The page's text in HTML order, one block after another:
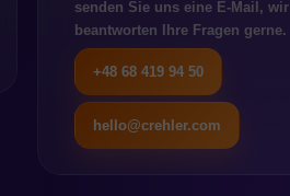
senden Sie uns eine E-Mail, wir
beantworten Ihre Fragen gerne.
+48 68 419 94 50
hello@crehler.com
der Plattform, andere
diesem Artikel werfen wir
ist, wie manche behaupten.
im Shopware Store. Im